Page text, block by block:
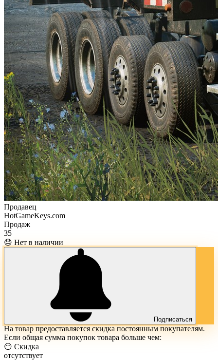
Продавец
HotGameKeys.com
Продаж
35
😓 Нет в наличии
Подписаться
На товар предоставляется скидка постоянным покупателям.
Если общая сумма покупок товара больше чем:
😶 Скидка
отсутствует